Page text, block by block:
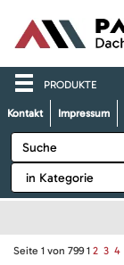
PRODUKTE
Kontakt Impressum
Seite 1 von 799 1 2 3 4